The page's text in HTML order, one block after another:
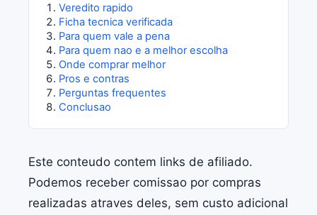
Veredito rapido
Ficha tecnica verificada
Para quem vale a pena
Para quem nao e a melhor escolha
Onde comprar melhor
Pros e contras
Perguntas frequentes
Conclusao
Este conteudo contem links de afiliado.
Podemos receber comissao por compras
realizadas atraves deles, sem custo adicional